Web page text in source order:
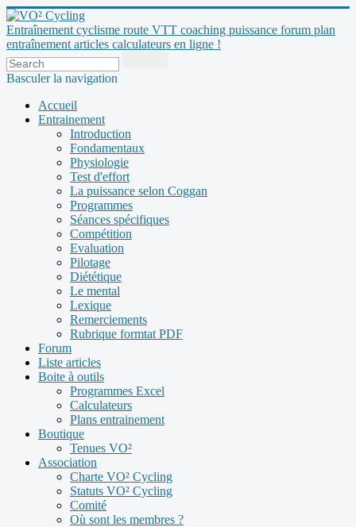
Entraînement cyclisme route VTT coaching puissance forum plan
entraînement articles calculateurs en ligne !
Basculer la navigation
Accueil
Entrainement
Introduction
Fondamentaux
Physiologie
Test d'effort
La puissance selon Coggan
Programmes
Séances spécifiques
Compétition
Evaluation
Pilotage
Diététique
Le mental
Lexique
Remerciements
Rubrique formtat PDF
Forum
Liste articles
Boite à outils
Programmes Excel
Calculateurs
Plans entrainement
Boutique
Tenues VO²
Association
Charte VO² Cycling
Statuts VO² Cycling
Comité
Où sont les membres ?